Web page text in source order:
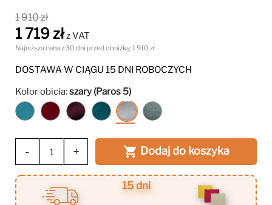
miejsce w przestrzeni Twojego salonu.
1 910 zł
1 719 złz VAT
Najniższa cena z 30 dni przed obniżką:1 910 zł
DOSTAWA W CIĄGU 15 DNI ROBOCZYCH
Kolor obicia:szary (Paros 5)
niebieski
(Kronos
ciemny
czerwony
fioletowy
(Kronos
morski
(Kronos
szary
(Paros
ciemny
szary
6)
- +  Dodaj do koszyka
15 dni